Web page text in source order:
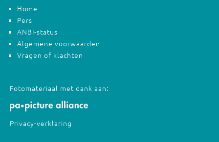
Home
Pers
ANBI-status
Algemene voorwaarden
Vragen of klachten
Fotomateriaal met dank aan:
Privacy-verklaring